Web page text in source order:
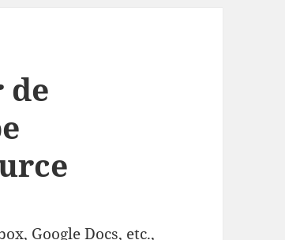
de
Google Docs, etc.,